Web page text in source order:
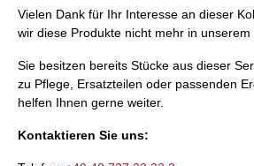
Vielen Dank für Ihr Interesse an dieser
wir diese Produkte nicht mehr in unserem
Sie besitzen bereits Stücke aus dieser
zu Pflege, Ersatzteilen oder passenden
helfen Ihnen gerne weiter.
Kontaktieren Sie uns: